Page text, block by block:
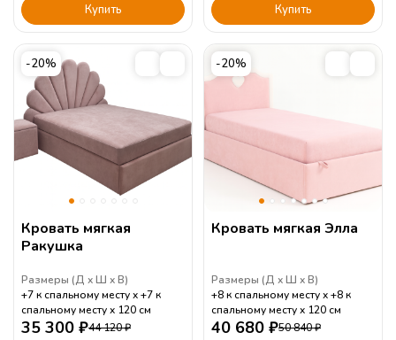
Купить Купить
-20%
Кровать мягкая
Ракушка
Размеры (Д Ш В)
+7 к спальному месту
+7 к
спальному месту
120 см
35 300 ₽44 120₽
-20%
Кровать мягкая Элла
Размеры (Д Ш В)
+8 к спальному месту
+8 к
спальному месту
120 см
40 680 ₽50 840₽